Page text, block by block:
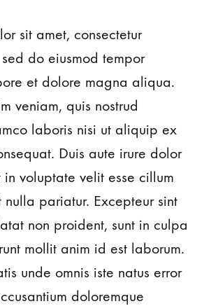
sit amet, consectetur
do eiusmod tempor
et dolore magna aliqua.
veniam, quis nostrud
laboris nisi ut aliquip ex
Duis aute irure dolor
voluptate velit esse cillum
pariatur. Excepteur sint
non proident, sunt in culpa
mollit anim id est laborum.
unde omnis iste natus error
doloremque